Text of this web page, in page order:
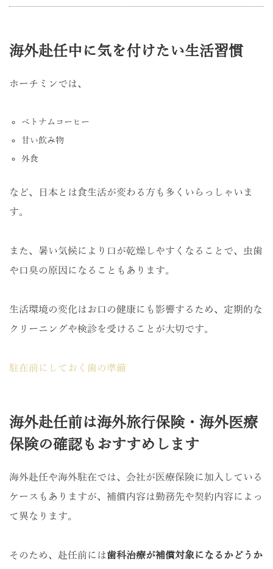
海外赴任中に気を付けたい生活習慣
ホーチミンでは、
ベトナムコーヒー
甘い飲み物
外食
など、日本とは食生活が変わる方も多くいらっしゃいま
す。
また、暑い気候により口が乾燥しやすくなることで、虫歯
や口臭の原因になることもあります。
生活環境の変化はお口の健康にも影響するため、定期的な
クリーニングや検診を受けることが大切です。
駐在前にしておく歯の準備
海外赴任前は海外旅行保険・海外医療
保険の確認もおすすめします
海外赴任や海外駐在では、会社が医療保険に加入している
ケースもありますが、補償内容は勤務先や契約内容によっ
て異なります。
そのため、赴任前には歯科治療が補償対象になるかどうか